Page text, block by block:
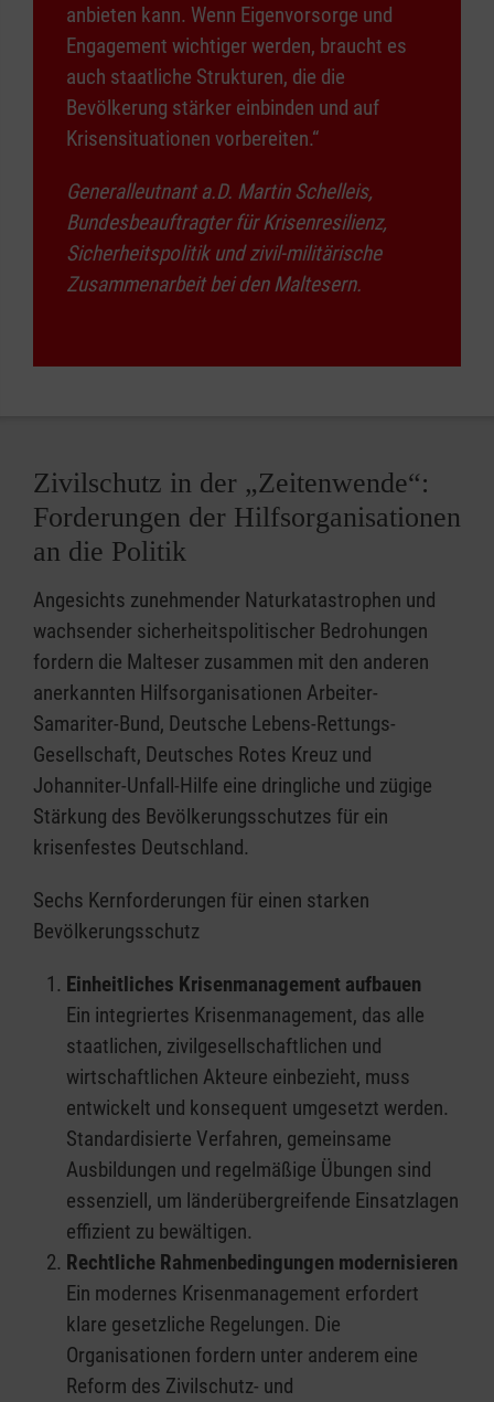
anbieten kann. Wenn Eigenvorsorge und
Engagement wichtiger werden, braucht es
auch staatliche Strukturen, die die
Bevölkerung stärker einbinden und auf
Krisensituationen vorbereiten.“
Generalleutnant a.D. Martin Schelleis,
Bundesbeauftragter für Krisenresilienz,
Sicherheitspolitik und zivil-militärische
Zusammenarbeit bei den Maltesern.
Zivilschutz in der „Zeitenwende“:
Forderungen der Hilfsorganisationen
an die Politik
Angesichts zunehmender Naturkatastrophen und
wachsender sicherheitspolitischer Bedrohungen
fordern die Malteser zusammen mit den anderen
anerkannten Hilfsorganisationen Arbeiter-
Samariter-Bund, Deutsche Lebens-Rettungs-
Gesellschaft, Deutsches Rotes Kreuz und
Johanniter-Unfall-Hilfe eine dringliche und zügige
Stärkung des Bevölkerungsschutzes für ein
krisenfestes Deutschland.
Sechs Kernforderungen für einen starken
Bevölkerungsschutz
Einheitliches Krisenmanagement aufbauen
Ein integriertes Krisenmanagement, das alle
staatlichen, zivilgesellschaftlichen und
wirtschaftlichen Akteure einbezieht, muss
entwickelt und konsequent umgesetzt werden.
Standardisierte Verfahren, gemeinsame
Ausbildungen und regelmäßige Übungen sind
essenziell, um länderübergreifende Einsatzlagen
effizient zu bewältigen.
Rechtliche Rahmenbedingungen modernisieren
Ein modernes Krisenmanagement erfordert
klare gesetzliche Regelungen. Die
Organisationen fordern unter anderem eine
Reform des Zivilschutz- und